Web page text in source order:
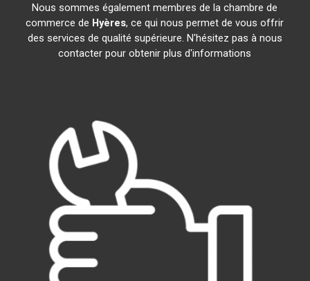
Nous sommes également membres de la chambre de
commerce de Hyères, ce qui nous permet de vous offrir
des services de qualité supérieure. N'hésitez pas à nous
contacter pour obtenir plus d'informations